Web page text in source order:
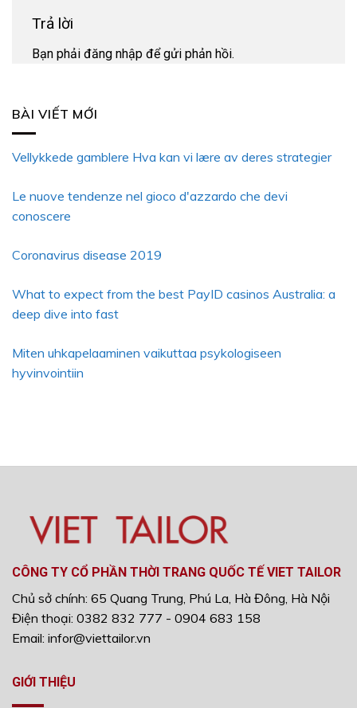
BÀI VIẾT MỚI
Vellykkede gamblere Hva kan vi lære av deres strategier
Le nuove tendenze nel gioco d'azzardo che devi
conoscere
Coronavirus disease 2019
What to expect from the best PayID casinos Australia: a
deep dive into fast
Miten uhkapelaaminen vaikuttaa psykologiseen
hyvinvointiin
Trả lời
Bạn phải đăng nhập để gửi phản hồi.
CÔNG TY CỔ PHẦN THỜI TRANG QUỐC TẾ VIET TAILOR
Chủ sở chính: 65 Quang Trung, Phú La, Hà Đông, Hà Nội
Điện thoại: 0382 832 777 - 0904 683 158
Email: infor@viettailor.vn
GIỚI THIỆU